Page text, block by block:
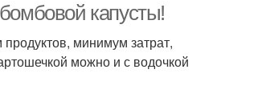
капусты!
минимум затрат,
можно и с водочкой